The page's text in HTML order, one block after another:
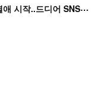
'
흑백' 김도윤♥배우 김서연, 4년만 공개열애 시작..드디어 SNS에 노출 [핫피...